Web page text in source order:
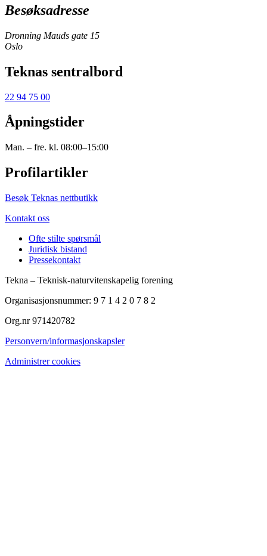
Besøksadresse
Dronning Mauds gate 15
Oslo
Teknas sentralbord
22 94 75 00
Åpningstider
Man. – fre. kl. 08:00–15:00
Profilartikler
Besøk Teknas nettbutikk
Kontakt oss
Ofte stilte spørsmål
Juridisk bistand
Pressekontakt
Tekna – Teknisk-naturvitenskapelig forening
Organisasjonsnummer: 9 7 1 4 2 0 7 8 2
Org.nr 971420782
Personvern/informasjonskapsler
Administrer cookies